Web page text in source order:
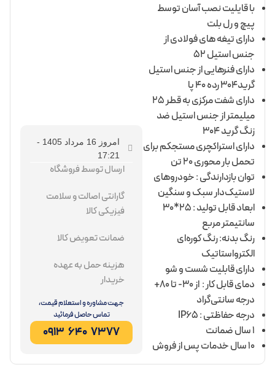
با قایلیت نصب آسان توسط
پیچ و رل بلت
دارای تیغه های فولادی از
جنس استیل 52
دارای فنرهایی از جنس استیل
گرید304 رده 40 پا
دارای شفت مرکزی به قطر 25
میلیمتر از جنس استیل ضد
زنگ گرید 304
دارای استراکچری مستجکم برای
تحمل بار محوری 20 تن
توان بازدارندگی : خودروهای
لاستیک‌دار سبک و سنگین
ابعاد قابل تولید : 25*30
سانتیمتر مربع
رنگ بدنه: رنگ کوره‌ای
الکترواستاتیک
دارای قابلیت شست و شو
دمای قابل کار : از 30- تا 80+
درجه سانتی‌گراد
درجه حفاظتی : IP65
1 سال ضمانت
10 سال خدمات پس از فروش
امروز 16 مرداد 1405 -
17:21
ارسال توسط فروشگاه
گارانتی اصالت و سلامت
فیزیکی کالا
ضمانت تعویض کالا
هزینه حمل به عهده
خریدار
جهت مشاوره و استعلام قیمت،
تماس حاصل فرمائید
7377 640 0913